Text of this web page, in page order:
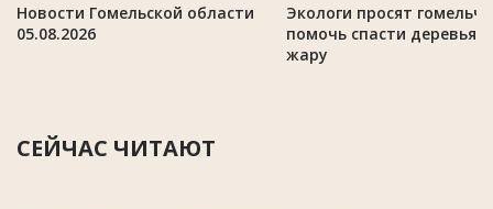
Новости Гомельской области
05.08.2026
Экологи просят
помочь спасти деревья в
жару
СЕЙЧАС ЧИТАЮТ